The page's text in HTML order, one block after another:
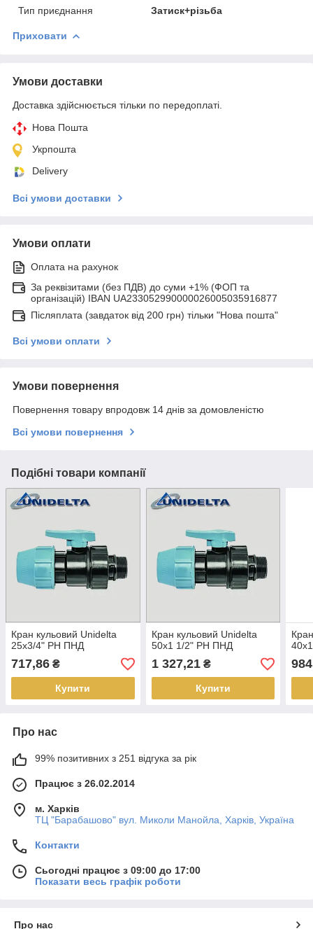
Тип приєднання
Затиск+різьба
Приховати
Умови доставки
Доставка здійснюється тільки по передоплаті.
Нова Пошта
Укрпошта
Delivery
Всі умови доставки
Умови оплати
Оплата на рахунок
За реквізитами (без ПДВ) до суми +1% (ФОП та
організацій) IBAN UA233052990000026005035916877
Післяплата (завдаток від 200 грн) тільки "Нова пошта"
Всі умови оплати
Умови повернення
Повернення товару впродовж 14 днів за домовленістю
Всі умови повернення
Подібні товари компанії
Кран кульовий Unidelta
25х3/4" РН ПНД
717,86 ₴
Купити
Кран кульовий Unidelta
50х1 1/2" РН ПНД
1 327,21₴
Купити
Про нас
99% позитивних з 251 відгука за рік
Працює з 26.02.2014
м. Харків
ТЦ "Барабашово" вул. Миколи Манойла, Харків, Україна
Контакти
Сьогодні працює з 09:00 до 17:00
Показати весь графік роботи
Про нас